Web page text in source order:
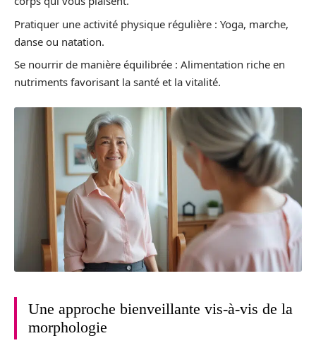
Pratiquer une activité physique régulière : Yoga, marche,
danse ou natation.
Se nourrir de manière équilibrée : Alimentation riche en
nutriments favorisant la santé et la vitalité.
Une approche bienveillante vis-à-vis de la
morphologie